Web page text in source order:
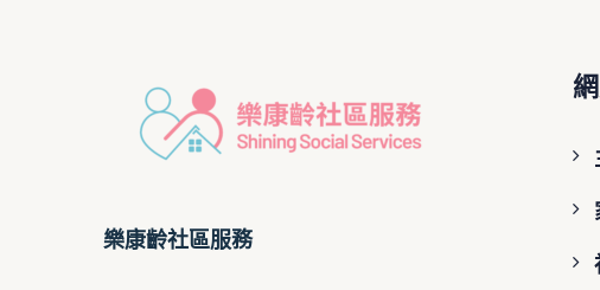
樂康齡社區服務